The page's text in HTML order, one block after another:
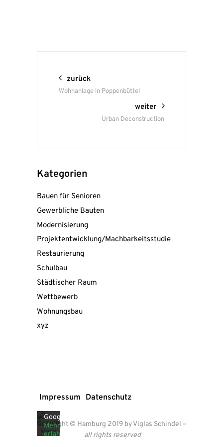
zurück
Wohnanlage in Poppenbüttel
weiter
Urban Deconstruction
Kategorien
Bauen für Senioren
Gewerbliche Bauten
Modernisierung
Projektentwicklung/Machbarkeitsstudie
Restaurierung
Schulbau
Städtischer Raum
Wettbewerb
Wohnungsbau
xyz
Impressum Datenschutz
Datenschutzerklärung
Google.
Mehr
erfahren
Copyright © Hamburg 2019 by Viglas Schindel –
all rights reserved